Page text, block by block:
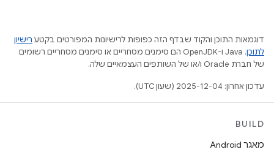
דוגמאות התוכן והקוד שבדף הזה כפופות לרישיונות המפורטים בקטע רישיון
לתוכן
.‏ Java ו-OpenJDK הם סימנים מסחריים או סימנים מסחריים רשומים
של חברת Oracle ו/או של השותפים העצמאיים שלה.
עדכון אחרון: 2025-12-04 (שעון UTC).
BUILD
מאגר Android